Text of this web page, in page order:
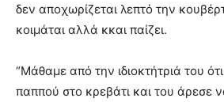
δεν αποχωρίζεται λεπτό την
κοιμάται αλλά κκαι παίζει.
“Μάθαμε από την ιδιοκτήτριά του
παππού στο κρεβάτι και του άρεσε